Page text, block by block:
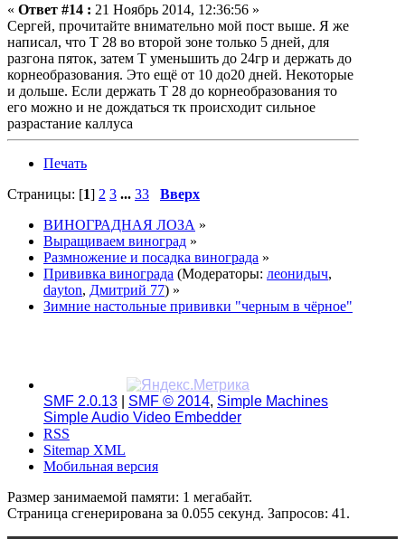
« Ответ #14 : 21 Ноябрь 2014, 12:36:56 »
Сергей, прочитайте внимательно мой пост выше. Я же
написал, что Т 28 во второй зоне только 5 дней, для
разгона пяток, затем Т уменьшить до 24гр и держать до
корнеобразования. Это ещё от 10 до20 дней. Некоторые
и дольше. Если держать Т 28 до корнеобразования то
его можно и не дождаться тк происходит сильное
разрастание каллуса
Печать
Страницы: [1] 2 3 ... 33
Вверх
ВИНОГРАДНАЯ ЛОЗА »
Выращиваем виноград »
Размножение и посадка винограда »
Прививка винограда (Модераторы: леонидыч,
dayton, Дмитрий 77) »
Зимние настольные прививки "черным в чёрное"
SMF 2.0.13 SMF © 2014, Simple Machines
Simple Audio Video Embedder
RSS
Sitemap XML
Мобильная версия
Размер занимаемой памяти: 1 мегабайт.
Страница сгенерирована за 0.055 секунд. Запросов: 41.